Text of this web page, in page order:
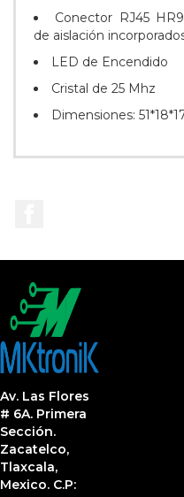
Conector RJ45
de aislación
LED de Encendido
Cristal de 25 Mhz
Dimensiones:
Av. Las Flores
# 6A. Primera
Sección.
Zacatelco,
Tlaxcala,
Mexico. C.P: